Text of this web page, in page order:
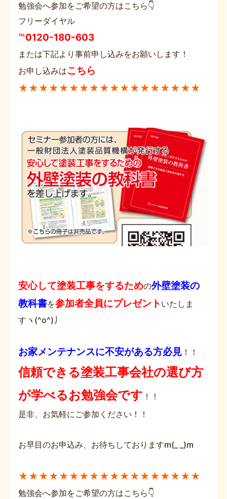
勉強会へ参加をご希望の方はこちら👇
フリーダイヤル
℡0120-180-603
または下記より事前申し込みをお願いします！
お申し込みはこちら
★★★★★★★★★★★★★★★★★★
安心して塗装工事をするための外壁塗装の
教科書を参加者全員にプレゼント いたしま
すヽ(^o^)丿
お家メンテナンスに不安がある方必見 ！！
信頼できる塗装工事会社の選び方
が学べるお勉強会です ！！
是非、お気軽にご参加ください！！
お早目のお申込み、お待ちしておりますm(_ _)m
★★★★★★★★★★★★★★★★★★
勉強会へ参加をご希望の方はこちら👇